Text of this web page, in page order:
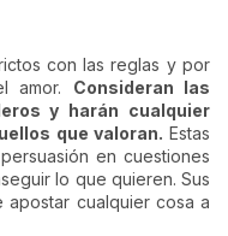
con las reglas y por
amor. Consideran las
y harán cualquier
que valoran. Estas
en cuestiones
lo que quieren. Sus
cualquier cosa a